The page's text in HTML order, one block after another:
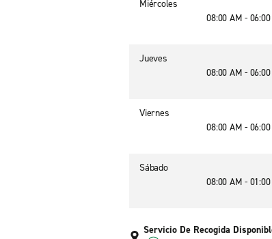
Miércoles
08:00 AM -
Jueves
08:00 AM -
Viernes
08:00 AM -
Sábado
08:00 AM -
Servicio De Recogida